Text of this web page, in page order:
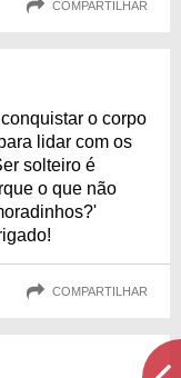
COMPARTILHAR
o corpo
lidar com os
solteiro é
o que não
COMPARTILHAR